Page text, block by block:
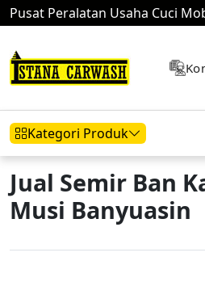
Pusat Peralatan Usaha Cuci
Kategori Produk
Hidrolik Mobil Hidrolik
Jual Semir Ban
Musi Banyuasin